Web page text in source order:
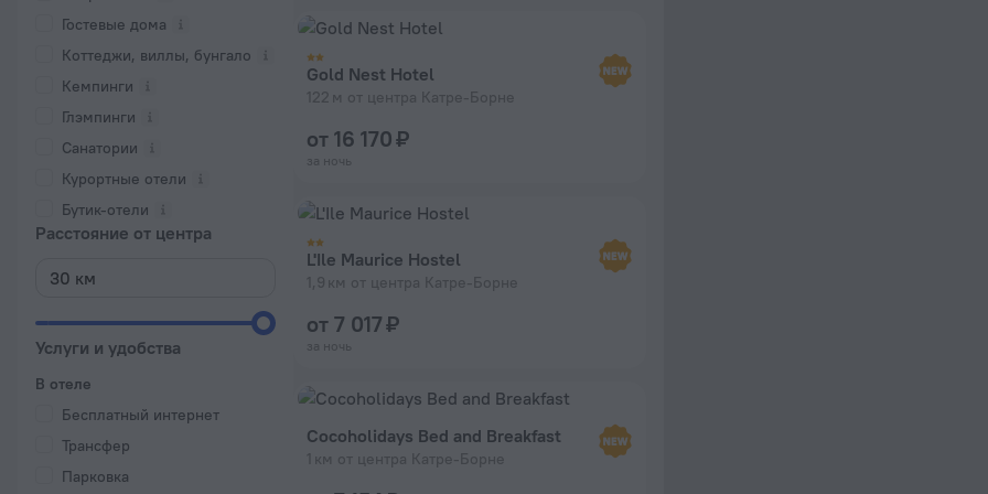
Гостевые дома
Коттеджи, виллы, бунгало
Кемпинги
Глэмпинги
Санатории
Курортные отели
Бутик-отели
Расстояние от центра
Услуги и удобства
В отеле
Бесплатный интернет
Трансфер
Парковка
Gold Nest Hotel
122 м от центра Катре-Борне
от 16 170 ₽
за ночь
L'Ile Maurice Hostel
1,9 км от центра Катре-Борне
от 7 017 ₽
за ночь
Cocoholidays Bed and Breakfast
1 км от центра Катре-Борне